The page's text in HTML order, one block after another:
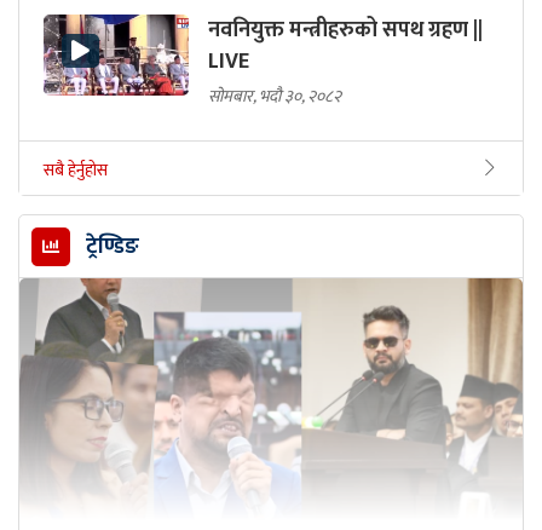
नवनियुक्त मन्त्रीहरुको सपथ ग्रहण ||
LIVE
सोमबार, भदौ ३०, २०८२
सबै हेर्नुहोस
ट्रेण्डिङ